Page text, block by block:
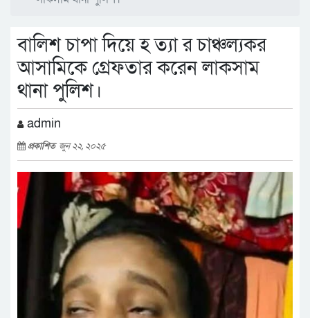
বালিশ চাপা দিয়ে হ ত্যা র চাঞ্চল্যকর
আসামিকে গ্রেফতার করেন লাকসাম
থানা পুলিশ।
admin
প্রকাশিত জুন ২২, ২০২৫